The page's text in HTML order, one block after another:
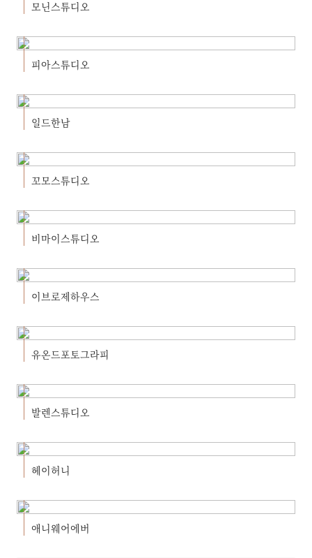
모닌스튜디오
피아스튜디오
일드한남
꼬모스튜디오
비마이스튜디오
이브로제하우스
유온드포토그라피
발렌스튜디오
헤이허니
애니웨어에버